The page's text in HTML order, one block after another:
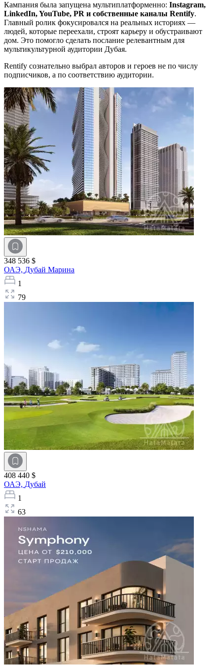
Кампания была запущена мультиплатформенно: Instagram,
LinkedIn, YouTube, PR и собственные каналы Rentify.
Главный ролик фокусировался на реальных историях —
людей, которые переехали, строят карьеру и обустраивают
дом. Это помогло сделать послание релевантным для
мультикультурной аудитории Дубая.
Rentify сознательно выбрал авторов и героев не по числу
подписчиков, а по соответствию аудитории.
348 536 $
ОАЭ, Дубай Марина
1
79
408 440 $
ОАЭ, Дубай
1
63